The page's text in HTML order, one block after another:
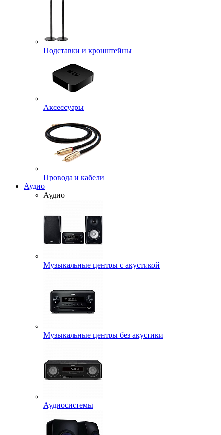
Подставки и кронштейны
Аксессуары
Провода и кабели
Аудио
Аудио
Музыкальные центры с акустикой
Музыкальные центры без акустики
Аудиосистемы